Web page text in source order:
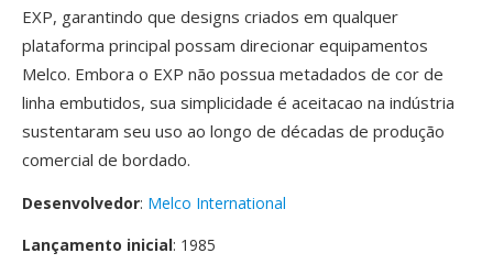
EXP, garantindo que designs criados em qualquer
plataforma principal possam direcionar equipamentos
Melco. Embora o EXP não possua metadados de cor de
linha embutidos, sua simplicidade é aceitacao na indústria
sustentaram seu uso ao longo de décadas de produção
comercial de bordado.
Desenvolvedor: Melco International
Lançamento inicial: 1985